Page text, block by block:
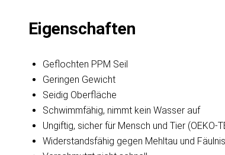
Eigenschaften
Geflochten PPM Seil
Geringen Gewicht
Seidig Oberfläche
Schwimmfähig, nimmt kein Wasser auf
Ungiftig, sicher für Mensch und Tier (OEKO-
Widerstandsfähig gegen Mehltau und Fäulnis